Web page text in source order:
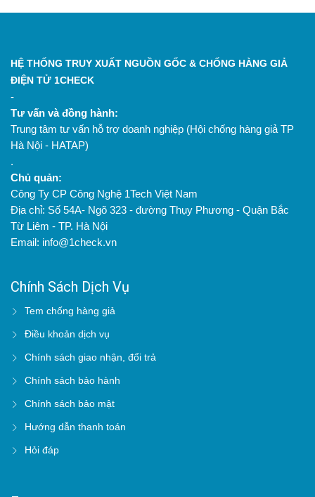
HỆ THỐNG TRUY XUẤT NGUỒN GỐC & CHỐNG HÀNG GIẢ
ĐIỆN TỬ 1CHECK
-
Tư vấn và đồng hành:
Trung tâm tư vấn hỗ trợ doanh nghiệp (Hội chống hàng giả TP
Hà Nội - HATAP)
.
Chủ quản:
Công Ty CP Công Nghệ 1Tech Việt Nam
Địa chỉ: Số 54A- Ngõ 323 - đường Thụy Phương - Quận Bắc
Từ Liêm - TP. Hà Nội
Email: info@1check.vn
Chính Sách Dịch Vụ
Tem chống hàng giả
Điều khoản dịch vụ
Chính sách giao nhận, đổi trả
Chính sách bảo hành
Chính sách bảo mật
Hướng dẫn thanh toán
Hỏi đáp